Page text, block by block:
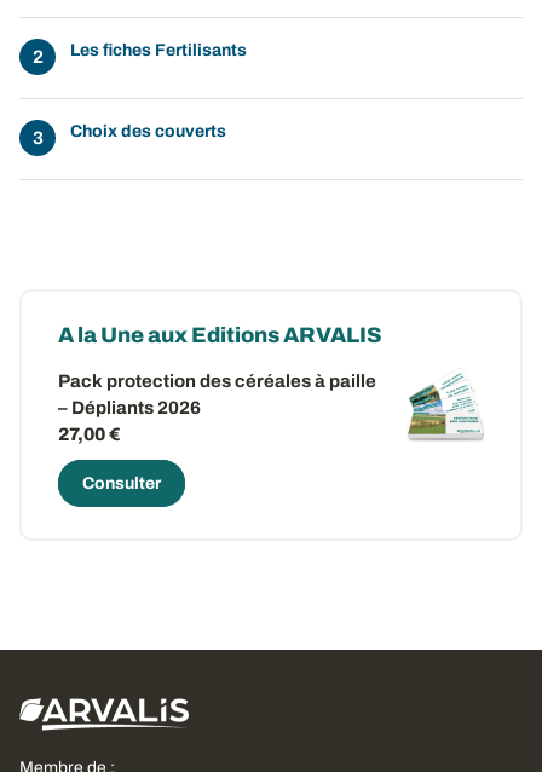
Les fiches Fertilisants
Choix des couverts
A la Une aux Editions ARVALIS
Pack protection des céréales à paille
– Dépliants 2026
27,00 €
Consulter
Membre de :